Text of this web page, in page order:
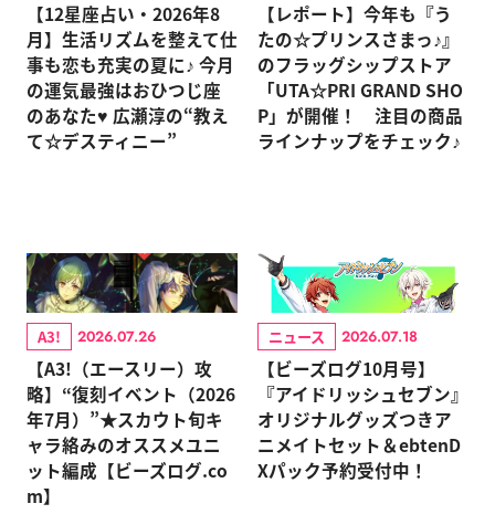
【12星座占い・2026年8
月】生活リズムを整えて仕
事も恋も充実の夏に♪ 今月
の運気最強はおひつじ座
のあなた♥ 広瀬淳の“教え
て☆デスティニー”
【レポート】今年も『う
たの☆プリンスさまっ♪』
のフラッグシップストア
「UTA☆PRI GRAND SHO
P」が開催！ 注目の商品
ラインナップをチェック♪
A3! 2026.07.26
【A3!（エースリー）攻
略】“復刻イベント（2026
年7月）”★スカウト旬キ
ャラ絡みのオススメユニ
ット編成【ビーズログ.co
m】
ニュース 2026.07.18
【ビーズログ10月号】
『アイドリッシュセブン』
オリジナルグッズつきア
ニメイトセット＆ebtenD
Xパック予約受付中！